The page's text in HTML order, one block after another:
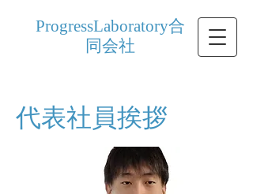
ProgressLaboratory合
同会社
代表社員挨拶